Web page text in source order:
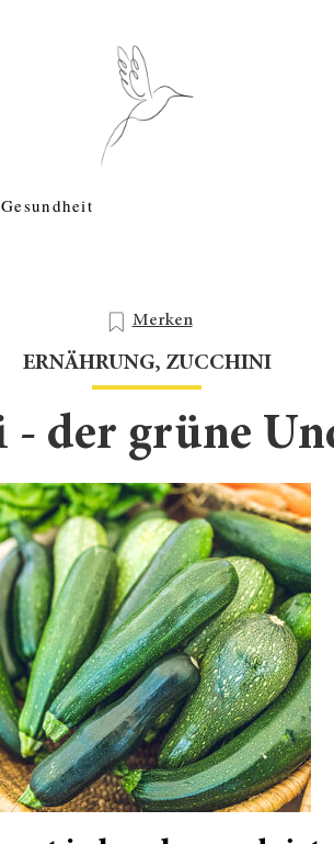
Gesundheit
Merken
ERNÄHRUNG, ZUCCHINI
- der grüne